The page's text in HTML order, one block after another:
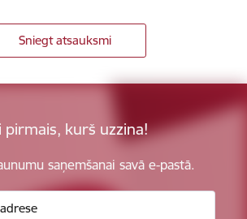
Sniegt atsauksmi
pirmais, kurš uzzina!
saņemšanai savā e-pastā.